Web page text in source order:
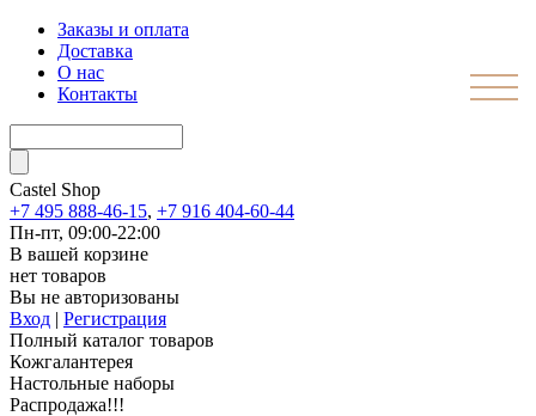
Заказы и оплата
Доставка
О нас
Контакты
Castel Shop
+7 495 888-46-15, +7 916 404-60-44
Пн-пт, 09:00-22:00
В вашей корзине
нет товаров
Вы не авторизованы
Вход | Регистрация
Полный каталог товаров
Кожгалантерея
Настольные наборы
Распродажа!!!